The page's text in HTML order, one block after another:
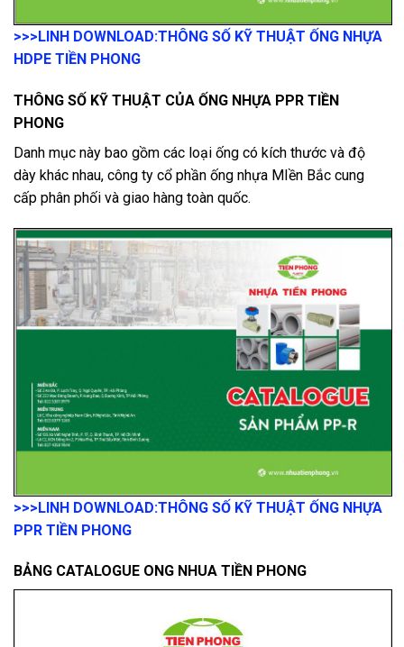
>>>LINH DOWNLOAD:THÔNG SỐ KỸ THUẬT ỐNG NHỰA
HDPE TIỀN PHONG
THÔNG SỐ KỸ THUẬT CỦA ỐNG NHỰA PPR TIỀN
PHONG
Danh mục này bao gồm các loại ống có kích thước và độ
dày khác nhau, công ty cổ phần ống nhựa MIền Bắc cung
cấp phân phối và giao hàng toàn quốc.
>>>LINH DOWNLOAD:THÔNG SỐ KỸ THUẬT ỐNG NHỰA
PPR TIỀN PHONG
BẢNG CATALOGUE ONG NHUA TIỀN PHONG